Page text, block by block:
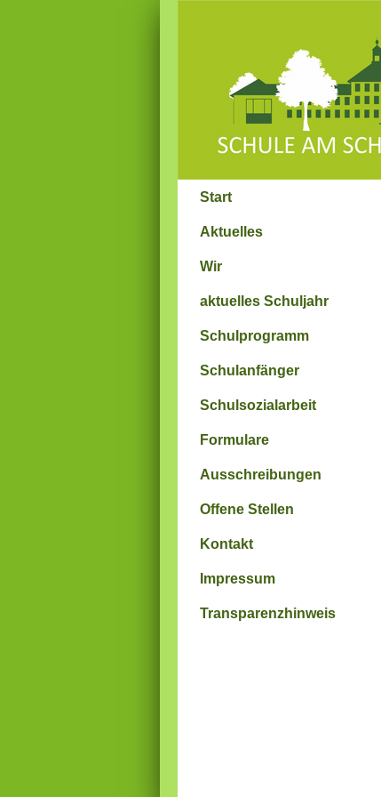
Start
Aktuelles
Wir
aktuelles Schuljahr
Schulprogramm
Schulanfänger
Schulsozialarbeit
Formulare
Ausschreibungen
Offene Stellen
Kontakt
Impressum
Transparenzhinweis